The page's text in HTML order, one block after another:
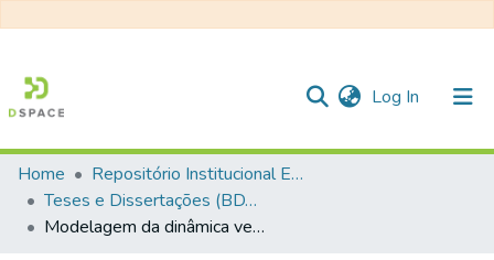
Log In (current)
Communities & Collections
All of DSpace
Home
Repositório Institucional EESC
Teses e Dissertações (BDTD USP)
Modelagem da dinâmica vertical de coxins elastoméricos de motor através de método de redes neurais